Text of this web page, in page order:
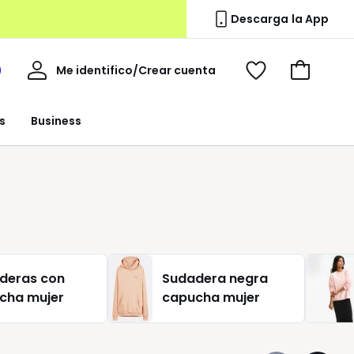
Descarga la App
Business
Me identifico/Crear cuenta
Mi
Ver
Ir
con
mujer
Sudadera negra
capucha mujer